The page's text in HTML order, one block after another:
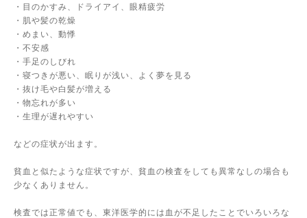
・目のかすみ、ドライアイ、眼精疲労
・肌や髪の乾燥
・めまい、動悸
・不安感
・手足のしびれ
・寝つきが悪い、眠りが浅い、よく夢を見る
・抜け毛や白髪が増える
・物忘れが多い
・生理が遅れやすい
などの症状が出ます。
貧血と似たような症状ですが、貧血の検査をしても異常なしの場合も
少なくありません。
検査では正常値でも、東洋医学的には血が不足したことでいろいろな